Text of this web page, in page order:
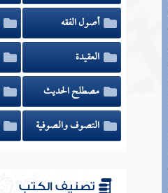
أصول الفقه
العقيدة
مصطلح الحديث
التصوف والصوفية
تصنيف الكتب